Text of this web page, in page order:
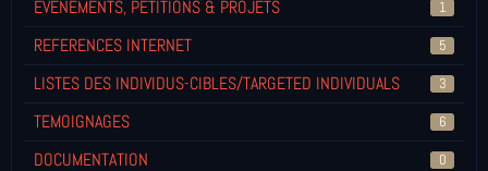
EVENEMENTS, PETITIONS & PROJETS 1
REFERENCES INTERNET 5
LISTES DES INDIVIDUS-CIBLES/TARGETED INDIVIDUALS 3
TEMOIGNAGES 6
DOCUMENTATION 0